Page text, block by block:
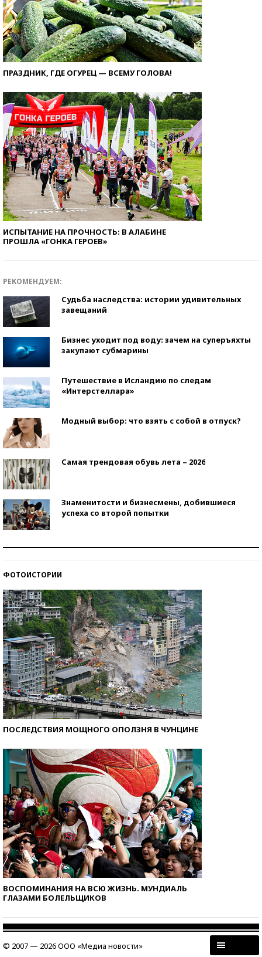
ПРАЗДНИК, ГДЕ ОГУРЕЦ — ВСЕМУ ГОЛОВА!
ИСПЫТАНИЕ НА ПРОЧНОСТЬ: В АЛАБИНЕ
ПРОШЛА «ГОНКА ГЕРОЕВ»
РЕКОМЕНДУЕМ:
Судьба наследства: истории удивительных
завещаний
Бизнес уходит под воду: зачем на суперъяхты
закупают субмарины
Путешествие в Исландию по следам
«Интерстеллара»
Модный выбор: что взять с собой в отпуск?
Самая трендовая обувь лета – 2026
Знаменитости и бизнесмены, добившиеся
успеха со второй попытки
ФОТОИСТОРИИ
ПОСЛЕДСТВИЯ МОЩНОГО ОПОЛЗНЯ В ЧУНЦИНЕ
ВОСПОМИНАНИЯ НА ВСЮ ЖИЗНЬ. МУНДИАЛЬ
ГЛАЗАМИ БОЛЕЛЬЩИКОВ
© 2007 — 2026 ООО «Медиа новости»